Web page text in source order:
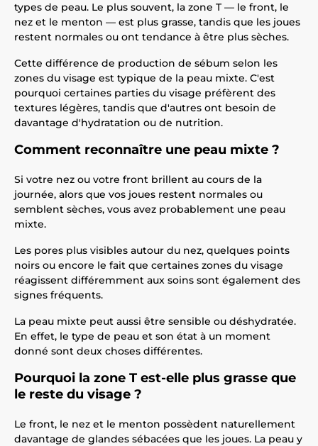
types de peau. Le plus souvent, la zone T — le front, le
nez et le menton — est plus grasse, tandis que les joues
restent normales ou ont tendance à être plus sèches.
Cette différence de production de sébum selon les
zones du visage est typique de la peau mixte. C'est
pourquoi certaines parties du visage préfèrent des
textures légères, tandis que d'autres ont besoin de
davantage d'hydratation ou de nutrition.
Comment reconnaître une peau mixte ?
Si votre nez ou votre front brillent au cours de la
journée, alors que vos joues restent normales ou
semblent sèches, vous avez probablement une peau
mixte.
Les pores plus visibles autour du nez, quelques points
noirs ou encore le fait que certaines zones du visage
réagissent différemment aux soins sont également des
signes fréquents.
La peau mixte peut aussi être sensible ou déshydratée.
En effet, le type de peau et son état à un moment
donné sont deux choses différentes.
Pourquoi la zone T est-elle plus grasse que
le reste du visage ?
Le front, le nez et le menton possèdent naturellement
davantage de glandes sébacées que les joues. La peau y